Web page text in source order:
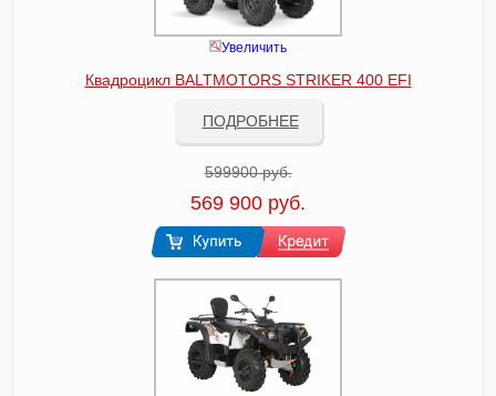
Увеличить
Квадроцикл BALTMOTORS STRIKER 400 EFI
ПОДРОБНЕЕ
599900 руб.
569 900 руб.